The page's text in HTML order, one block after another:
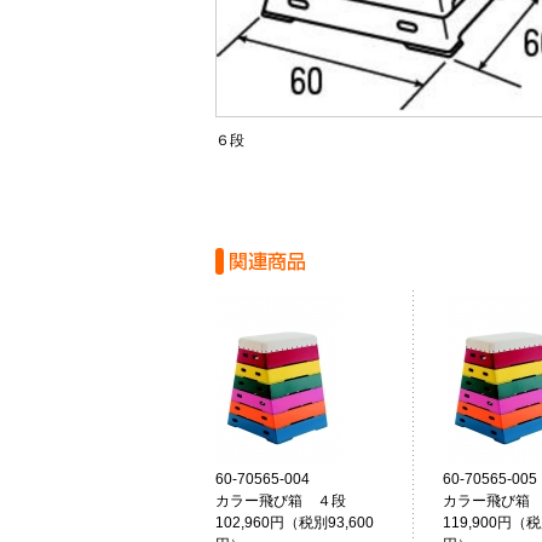
６段
60-70565-004
カラー飛び箱 ４段
102,960円（税別93,600
60-70565-005
カラー飛び
119,900円（